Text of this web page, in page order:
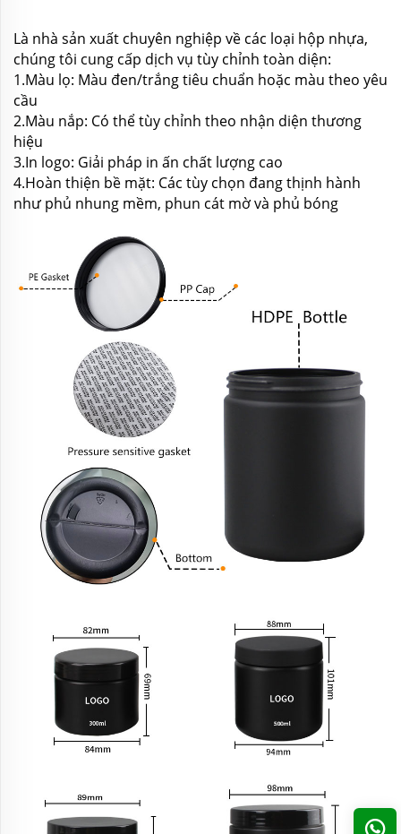
Là nhà sản xuất chuyên nghiệp về các loại hộp nhựa,
chúng tôi cung cấp dịch vụ tùy chỉnh toàn diện:
1.Màu lọ: Màu đen/trắng tiêu chuẩn hoặc màu theo yêu
cầu
2.Màu nắp: Có thể tùy chỉnh theo nhận diện thương
hiệu
3.In logo: Giải pháp in ấn chất lượng cao
4.Hoàn thiện bề mặt: Các tùy chọn đang thịnh hành
như phủ nhung mềm, phun cát mờ và phủ bóng